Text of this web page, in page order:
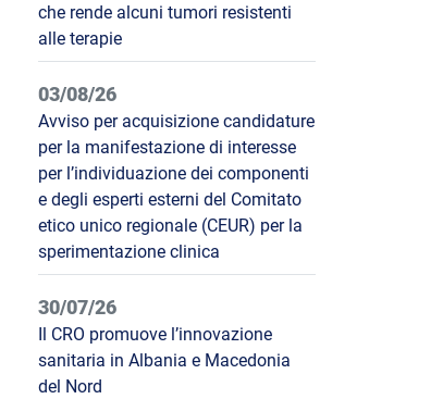
che rende alcuni tumori resistenti
alle terapie
03/08/26
Avviso per acquisizione candidature
per la manifestazione di interesse
per l’individuazione dei componenti
e degli esperti esterni del Comitato
etico unico regionale (CEUR) per la
sperimentazione clinica
30/07/26
Il CRO promuove l’innovazione
sanitaria in Albania e Macedonia
del Nord